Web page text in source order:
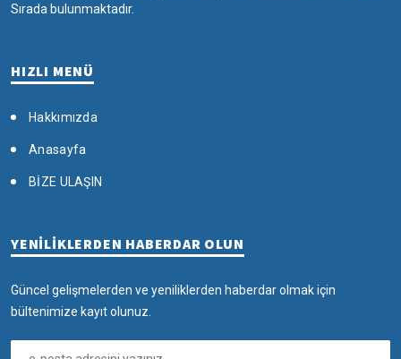
Sırada bulunmaktadır.
HIZLI MENÜ
Hakkımızda
Anasayfa
BİZE ULAŞIN
YENİLİKLERDEN HABERDAR OLUN
Güncel gelişmelerden ve yeniliklerden haberdar olmak için
bültenimize kayıt olunuz.